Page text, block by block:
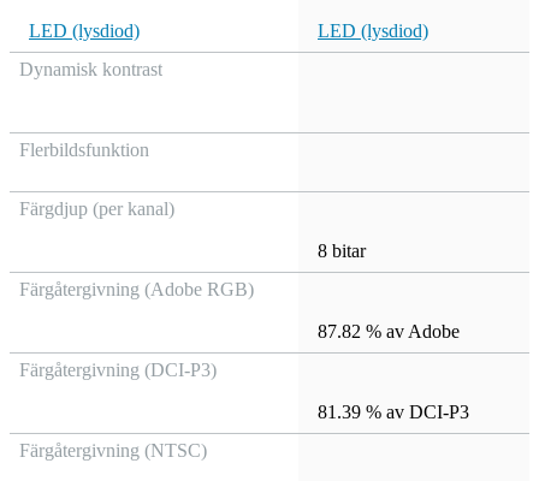
LED (lysdiod)
LED (lysdiod)
Dynamisk kontrast
Flerbildsfunktion
Färgdjup (per kanal)
8 bitar
Färgåtergivning (Adobe RGB)
87.82 % av Adobe
Färgåtergivning (DCI-P3)
81.39 % av DCI-P3
Färgåtergivning (NTSC)